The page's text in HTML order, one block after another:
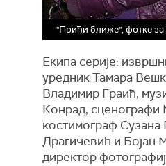
"Приђи ближе", фотке
Екипа серије:
уредник Тамара
Владимир Граић,
Конрад, сценографи
костимограф Сузана
Драгичевић и Бојан
директор